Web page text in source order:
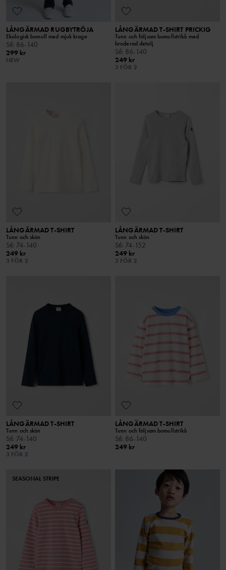
LÅNGÄRMAD RUGBYTRÖJA
Ekologisk bomull med mjuk krage
Stl: 86-140
299 kr
NEW
LÅNGÄRMAD T-SHIRT PRICKIG
Tunn och följsam bomullstrikå med
broderad detalj
Stl: 86-140
249 kr
3 FÖR 2
LÅNGÄRMAD T-SHIRT
Tunn och skön
Stl: 74-140
249 kr
3 FÖR 2
LÅNGÄRMAD T-SHIRT
Tunn och skön
Stl: 74-152
249 kr
3 FÖR 2
LÅNGÄRMAD T-SHIRT
Tunn och skön
Stl : 74-140
249 kr
3 FÖR 2
LÅNGÄRMAD T-SHIRT
Tunn och följsam bomullstrikå
Stl : 86-140
249 kr
SEASONAL STRIPE